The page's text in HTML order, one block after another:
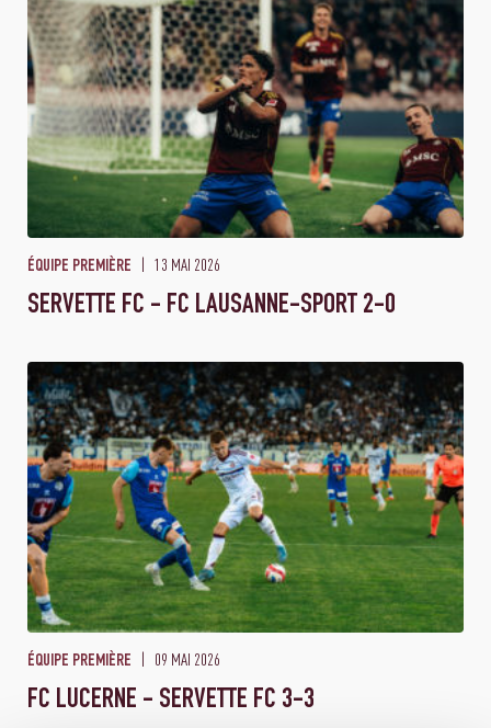
ÉQUIPE PREMIÈRE 13 MAI 2026
SERVETTE FC - FC LAUSANNE-SPORT 2-0
ÉQUIPE PREMIÈRE 09 MAI 2026
FC LUCERNE - SERVETTE FC 3-3